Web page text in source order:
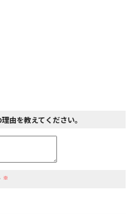
ルフェ
由を教えてください。
※